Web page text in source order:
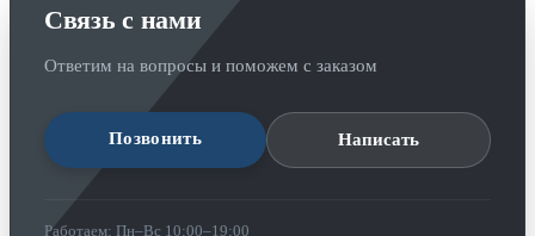
Связь с нами
Ответим на вопросы и поможем с заказом
Позвонить Написать
Работаем: Пн–Вс 10:00–19:00